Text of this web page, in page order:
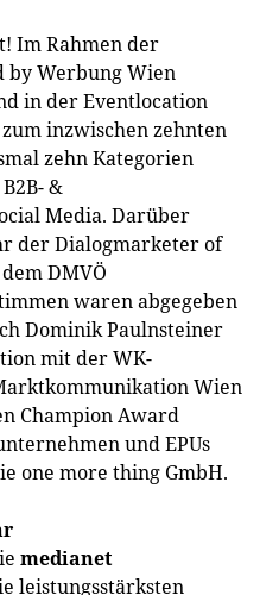
Im Rahmen der
by Werbung Wien
in der Eventlocation
inzwischen zehnten
zehn Kategorien
&
Media. Darüber
der Dialogmarketer of
DMVÖ
waren abgegeben
Dominik Paulnsteiner
mit der WK-
Wien
Champion Award
und EPUs
one more thing GmbH.
medianet
leistungsstärksten